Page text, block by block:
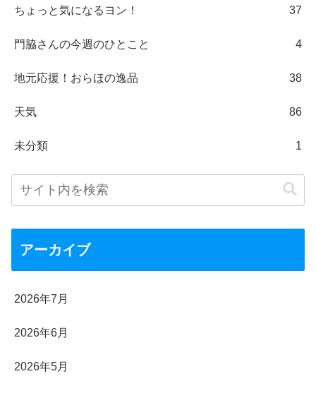
ちょっと気になるヨン！ 37
門脇さんの今週のひとこと 4
地元応援！おらほの逸品 38
天気 86
未分類 1
アーカイブ
2026年7月
2026年6月
2026年5月